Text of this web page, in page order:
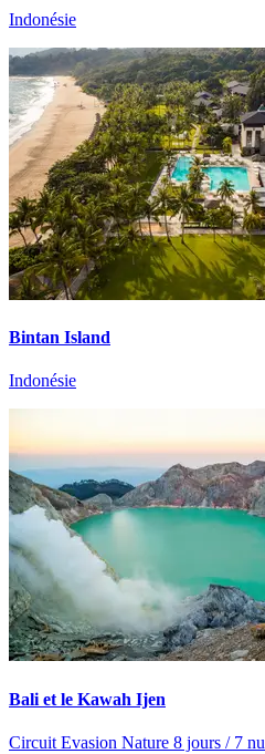
Indonésie
Bintan Island
Indonésie
Bali et le Kawah Ijen
Circuit Evasion Nature 8 jours / 7